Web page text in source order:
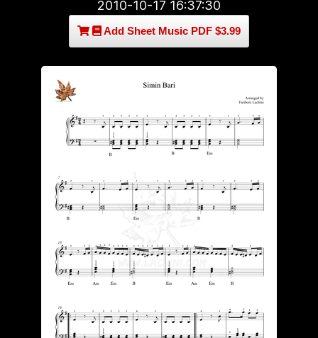
2010-10-17 16:37:30
Add Sheet Music PDF $3.99